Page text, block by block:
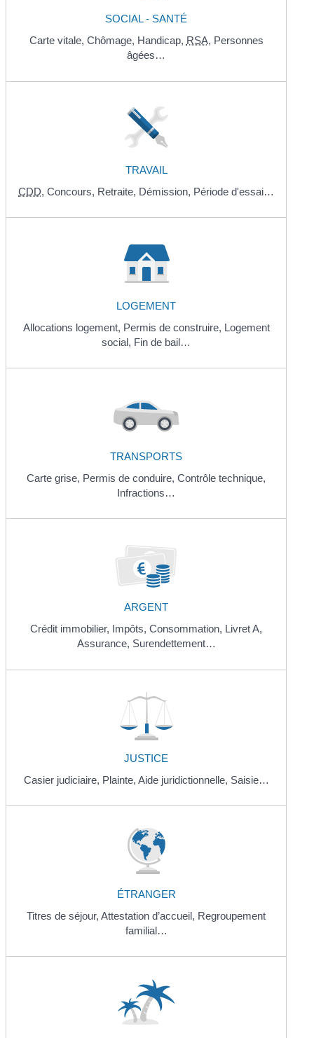
SOCIAL - SANTÉ
Carte vitale, Chômage, Handicap, RSA, Personnes
âgées…
TRAVAIL
CDD, Concours, Retraite, Démission, Période d'essai…
LOGEMENT
Allocations logement, Permis de construire, Logement
social, Fin de bail…
TRANSPORTS
Carte grise, Permis de conduire, Contrôle technique,
Infractions…
ARGENT
Crédit immobilier, Impôts, Consommation, Livret A,
Assurance, Surendettement…
JUSTICE
Casier judiciaire, Plainte, Aide juridictionnelle, Saisie…
ÉTRANGER
Titres de séjour, Attestation d’accueil, Regroupement
familial…